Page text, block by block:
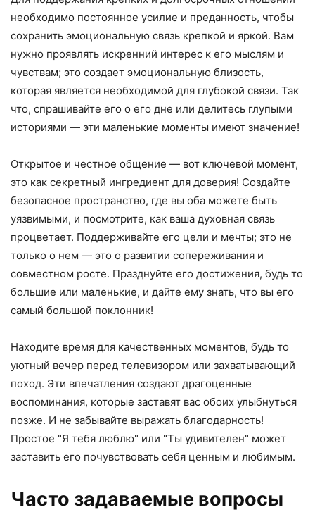
необходимо постоянное усилие и преданность, чтобы
сохранить эмоциональную связь крепкой и яркой. Вам
нужно проявлять искренний интерес к его мыслям и
чувствам; это создает эмоциональную близость,
которая является необходимой для глубокой связи. Так
что, спрашивайте его о его дне или делитесь глупыми
историями — эти маленькие моменты имеют значение!
Открытое и честное общение — вот ключевой момент,
это как секретный ингредиент для доверия! Создайте
безопасное пространство, где вы оба можете быть
уязвимыми, и посмотрите, как ваша духовная связь
процветает. Поддерживайте его цели и мечты; это не
только о нем — это о развитии сопереживания и
совместном росте. Празднуйте его достижения, будь то
большие или маленькие, и дайте ему знать, что вы его
самый большой поклонник!
Находите время для качественных моментов, будь то
уютный вечер перед телевизором или захватывающий
поход. Эти впечатления создают драгоценные
воспоминания, которые заставят вас обоих улыбнуться
позже. И не забывайте выражать благодарность!
Простое "Я тебя люблю" или "Ты удивителен" может
заставить его почувствовать себя ценным и любимым.
Часто задаваемые вопросы